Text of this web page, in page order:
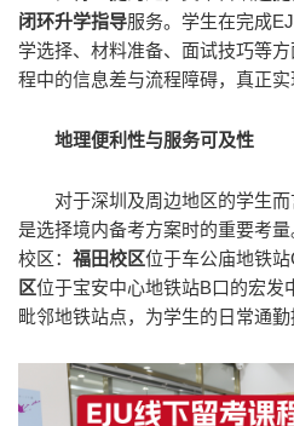
闭环升学指导服务。学生在完成
学选择、材料准备、面试技巧等
程中的信息差与流程障碍，真正实
地理便利性与服务可及性
对于深圳及周边地区的学生
是选择境内备考方案时的重要考
校区： 福田校区位于车公庙地铁站
区位于宝安中心地铁站B口的宏发
毗邻地铁站点，为学生的日常通勤